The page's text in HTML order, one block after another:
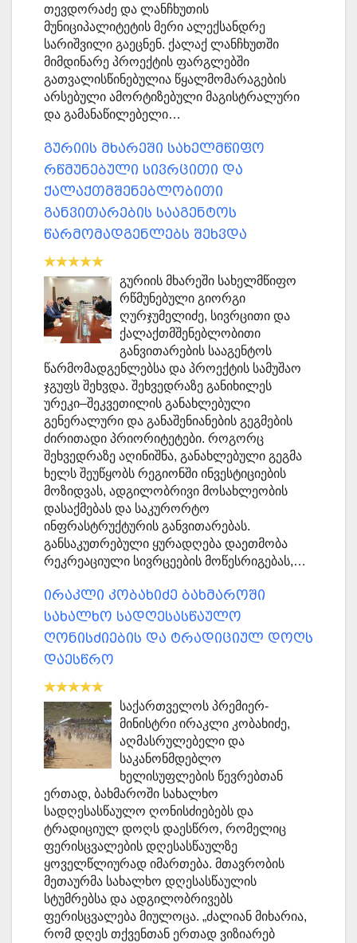
თევდორაძე და ლანჩხუთის
მუნიციპალიტეტის მერი ალექსანდრე
სარიშვილი გაეცნენ. ქალაქ ლანჩხუთში
მიმდინარე პროექტის ფარგლებში
გათვალისწინებულია წყალმომარაგების
არსებული ამორტიზებული მაგისტრალური
და გამანაწილებელი…
გურიის მხარეში სახელმწიფო
რწმუნებული სივრცითი და
ქალაქთმშენებლობითი
განვითარების სააგენტოს
წარმომადგენლებს შეხვდა
გურიის მხარეში სახელმწიფო
რწმუნებული გიორგი
ღურჯუმელიძე, სივრცითი და
ქალაქთმშენებლობითი
განვითარების სააგენტოს
წარმომადგენლებსა და პროექტის სამუშაო
ჯგუფს შეხვდა. შეხვედრაზე განიხილეს
ურეკი–შეკვეთილის განახლებული
გენერალური და განაშენიანების გეგმების
ძირითადი პრიორიტეტები. როგორც
შეხვედრაზე აღინიშნა, განახლებული გეგმა
ხელს შეუწყობს რეგიონში ინვესტიციების
მოზიდვას, ადგილობრივი მოსახლეობის
დასაქმებას და საკურორტო
ინფრასტრუქტურის განვითარებას.
განსაკუთრებული ყურადღება დაეთმობა
რეკრეაციული სივრცეების მოწესრიგებას,…
ირაკლი კობახიძე ბახმაროში
სახალხო სადღესასწაულო
ღონისძიების და ტრადიციულ დოღს
დაესწრო
საქართველოს პრემიერ-
მინისტრი ირაკლი კობახიძე,
აღმასრულებელი და
საკანონმდებლო
ხელისუფლების წევრებთან
ერთად, ბახმაროში სახალხო
სადღესასწაულო ღონისძიებებს და
ტრადიციულ დოღს დაესწრო, რომელიც
ფერისცვალების დღესასწაულზე
ყოველწლიურად იმართება. მთავრობის
მეთაურმა სახალხო დღესასწაულის
სტუმრებსა და ადგილობრივებს
ფერისცვალება მიულოცა. „ძალიან მიხარია,
რომ დღეს თქვენთან ერთად ვიზიარებ